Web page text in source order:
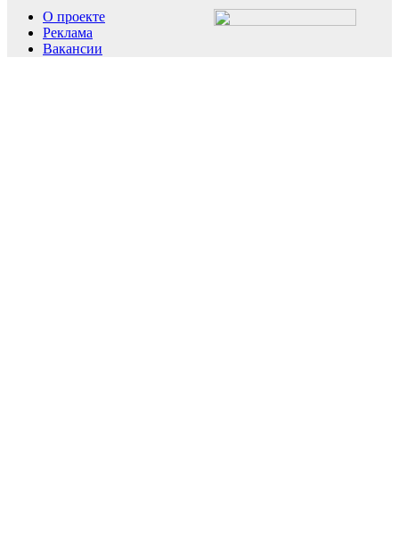
О проекте
Реклама
Вакансии